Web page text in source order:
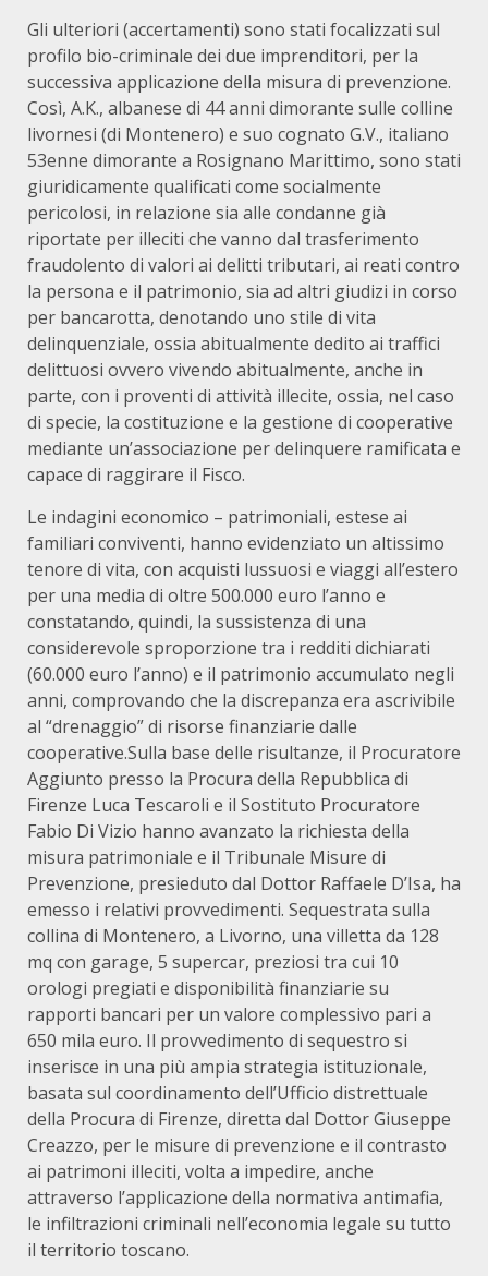
Gli ulteriori (accertamenti) sono stati focalizzati sul
profilo bio-criminale dei due imprenditori, per la
successiva applicazione della misura di prevenzione.
Così, A.K., albanese di 44 anni dimorante sulle colline
livornesi (di Montenero) e suo cognato G.V., italiano
53enne dimorante a Rosignano Marittimo, sono stati
giuridicamente qualificati come socialmente
pericolosi, in relazione sia alle condanne già
riportate per illeciti che vanno dal trasferimento
fraudolento di valori ai delitti tributari, ai reati contro
la persona e il patrimonio, sia ad altri giudizi in corso
per bancarotta, denotando uno stile di vita
delinquenziale, ossia abitualmente dedito ai traffici
delittuosi ovvero vivendo abitualmente, anche in
parte, con i proventi di attività illecite, ossia, nel caso
di specie, la costituzione e la gestione di cooperative
mediante un’associazione per delinquere ramificata e
capace di raggirare il Fisco.
Le indagini economico – patrimoniali, estese ai
familiari conviventi, hanno evidenziato un altissimo
tenore di vita, con acquisti lussuosi e viaggi all’estero
per una media di oltre 500.000 euro l’anno e
constatando, quindi, la sussistenza di una
considerevole sproporzione tra i redditi dichiarati
(60.000 euro l’anno) e il patrimonio accumulato negli
anni, comprovando che la discrepanza era ascrivibile
al “drenaggio” di risorse finanziarie dalle
cooperative.Sulla base delle risultanze, il Procuratore
Aggiunto presso la Procura della Repubblica di
Firenze Luca Tescaroli e il Sostituto Procuratore
Fabio Di Vizio hanno avanzato la richiesta della
misura patrimoniale e il Tribunale Misure di
Prevenzione, presieduto dal Dottor Raffaele D’Isa, ha
emesso i relativi provvedimenti. Sequestrata sulla
collina di Montenero, a Livorno, una villetta da 128
mq con garage, 5 supercar, preziosi tra cui 10
orologi pregiati e disponibilità finanziarie su
rapporti bancari per un valore complessivo pari a
650 mila euro. Il provvedimento di sequestro si
inserisce in una più ampia strategia istituzionale,
basata sul coordinamento dell’Ufficio distrettuale
della Procura di Firenze, diretta dal Dottor Giuseppe
Creazzo, per le misure di prevenzione e il contrasto
ai patrimoni illeciti, volta a impedire, anche
attraverso l’applicazione della normativa antimafia,
le infiltrazioni criminali nell’economia legale su tutto
il territorio toscano.